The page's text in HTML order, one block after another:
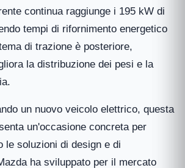
continua raggiunge i 195 kW di
tempi di rifornimento energetico
di trazione è posteriore,
la distribuzione dei pesi e la
un nuovo veicolo elettrico, questa
un'occasione concreta per
le soluzioni di design e di
ha sviluppato per il mercato